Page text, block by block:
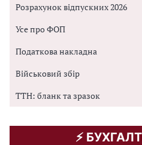
Розрахунок відпускних 2026
Усе про ФОП
Податкова накладна
Військовий збір
ТТН: бланк та зразок
⚡️